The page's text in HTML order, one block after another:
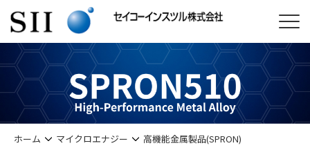
ホーム マイクロエナジー
高機能金属製品(SPRON)